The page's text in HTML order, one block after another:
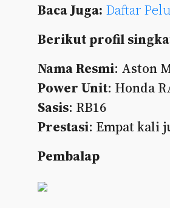
Baca Juga: Daftar
Berikut profil
NamaResmi: Aston
Power Unit: Honda
Sasis: RB16
Prestasi: Empat kali
Pembalap